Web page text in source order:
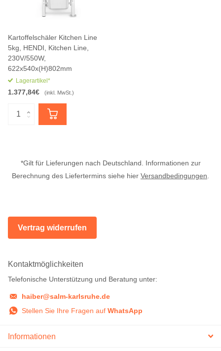
Kartoffelschäler Kitchen Line
5kg, HENDI, Kitchen Line,
230V/550W,
622x540x(H)802mm
Lagerartikel*
1.377,84€ (inkl. MwSt.)
*Gilt für Lieferungen nach Deutschland. Informationen zur
Berechnung des Liefertermins siehe hier Versandbedingungen.
Vertrag widerrufen
Kontaktmöglichkeiten
Telefonische Unterstützung und Beratung unter:
haiber@salm-karlsruhe.de
Stellen Sie Ihre Fragen auf WhatsApp
Informationen